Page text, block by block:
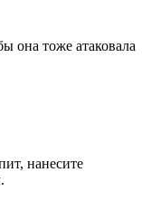
она тоже атаковала
нанесите